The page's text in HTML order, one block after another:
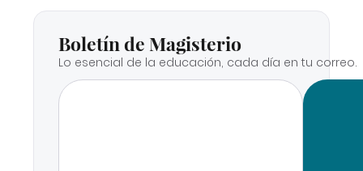
Boletín de Magisterio
Lo esencial de la educación, cada día en tu correo.